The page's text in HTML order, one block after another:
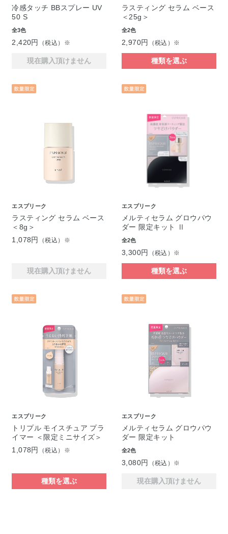
冷感タッチ BBスプレー UV
50 S
全3色
2,420円 （税込）※
現在購入頂けません
ラスティング セラム ベース
＜25g＞
全2色
2,970円 （税込）※
種類を選ぶ
エスプリーク
ラスティング セラム ベース
＜8g＞
1,078円
（税込）※
現在購入頂けません
エスプリーク
メルティセラム グロウパウ
ダー 限定キット Ⅱ
全2色
3,300円 （税込）※
種類を選ぶ
エスプリーク
トリプル モイスチュア プラ
イマー ＜限定ミニサイズ＞
1,078円
（税込）※
種類を選ぶ
エスプリーク
メルティセラム グロウパウ
ダー 限定キット
全2色
3,080円 （税込）※
現在購入頂けません